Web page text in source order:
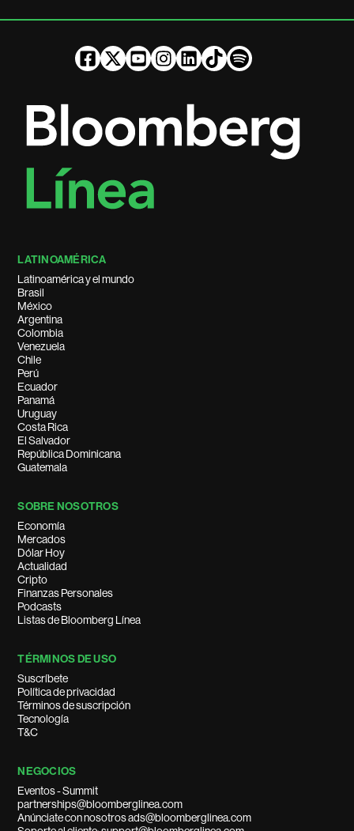
LATINOAMÉRICA
Latinoamérica y el mundo
Brasil
México
Argentina
Colombia
Venezuela
Chile
Perú
Ecuador
Panamá
Uruguay
Costa Rica
El Salvador
República Dominicana
Guatemala
SOBRE NOSOTROS
Economía
Mercados
Dólar Hoy
Actualidad
Cripto
Finanzas Personales
Podcasts
Listas de Bloomberg Línea
TÉRMINOS DE USO
Suscríbete
Política de privacidad
Términos de suscripción
Tecnología
T&C
NEGOCIOS
Eventos - Summit
partnerships@bloomberglinea.com
Anúnciate con nosotros ads@bloomberglinea.com